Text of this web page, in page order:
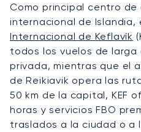
Como principal centro de
internacional de Islandia,
Internacional de Keflavík
todos los vuelos de
privada, mientras que el
de Reikiavik opera las
50 km de la capital, KEF
horas y servicios FBO
traslados a la ciudad o a